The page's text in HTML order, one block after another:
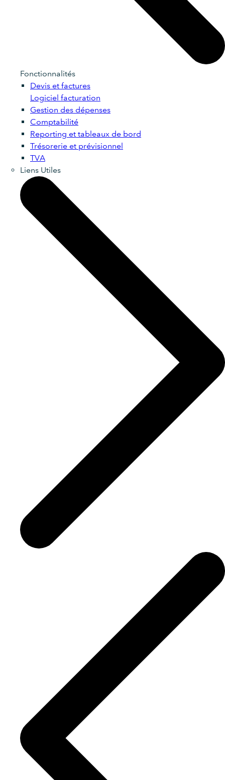
Fonctionnalités
Devis et factures
Logiciel facturation
Gestion des dépenses
Comptabilité
Reporting et tableaux de bord
Trésorerie et prévisionnel
TVA
Liens Utiles